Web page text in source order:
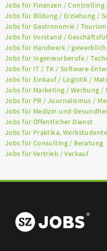
Jobs für Finanzen / Controlling
Jobs für Bildung / Erziehung /
Jobs für Gastronomie /
Jobs für Vorstand /
Jobs für Handwerk /
Jobs für Ingenieurberufe /
Jobs für IT / TK / Software-
Jobs für Einkauf / Logistik /
Jobs für Marketing / Werbung /
Jobs für PR / Journalismus /
Jobs für Medizin und
Jobs für Öffentlicher Dienst
Jobs für Praktika,
Jobs für Consulting / Beratung
Jobs für Vertrieb / Verkauf